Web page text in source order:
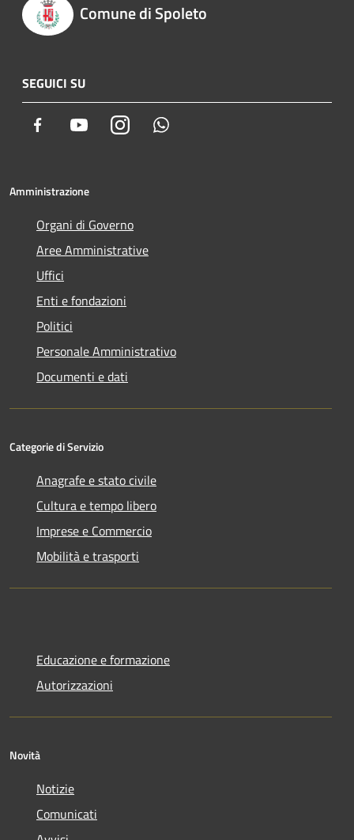
Comune di Spoleto
SEGUICI SU
Facebook YoutubeInstagram
Amministrazione
Organi di Governo
Aree Amministrative
Uffici
Enti e fondazioni
Politici
Personale Amministrativo
Documenti e dati
Categorie di Servizio
Anagrafe e stato civile
Cultura e tempo libero
Imprese e Commercio
Mobilità e trasporti
Educazione e formazione
Autorizzazioni
Novità
Notizie
Comunicati